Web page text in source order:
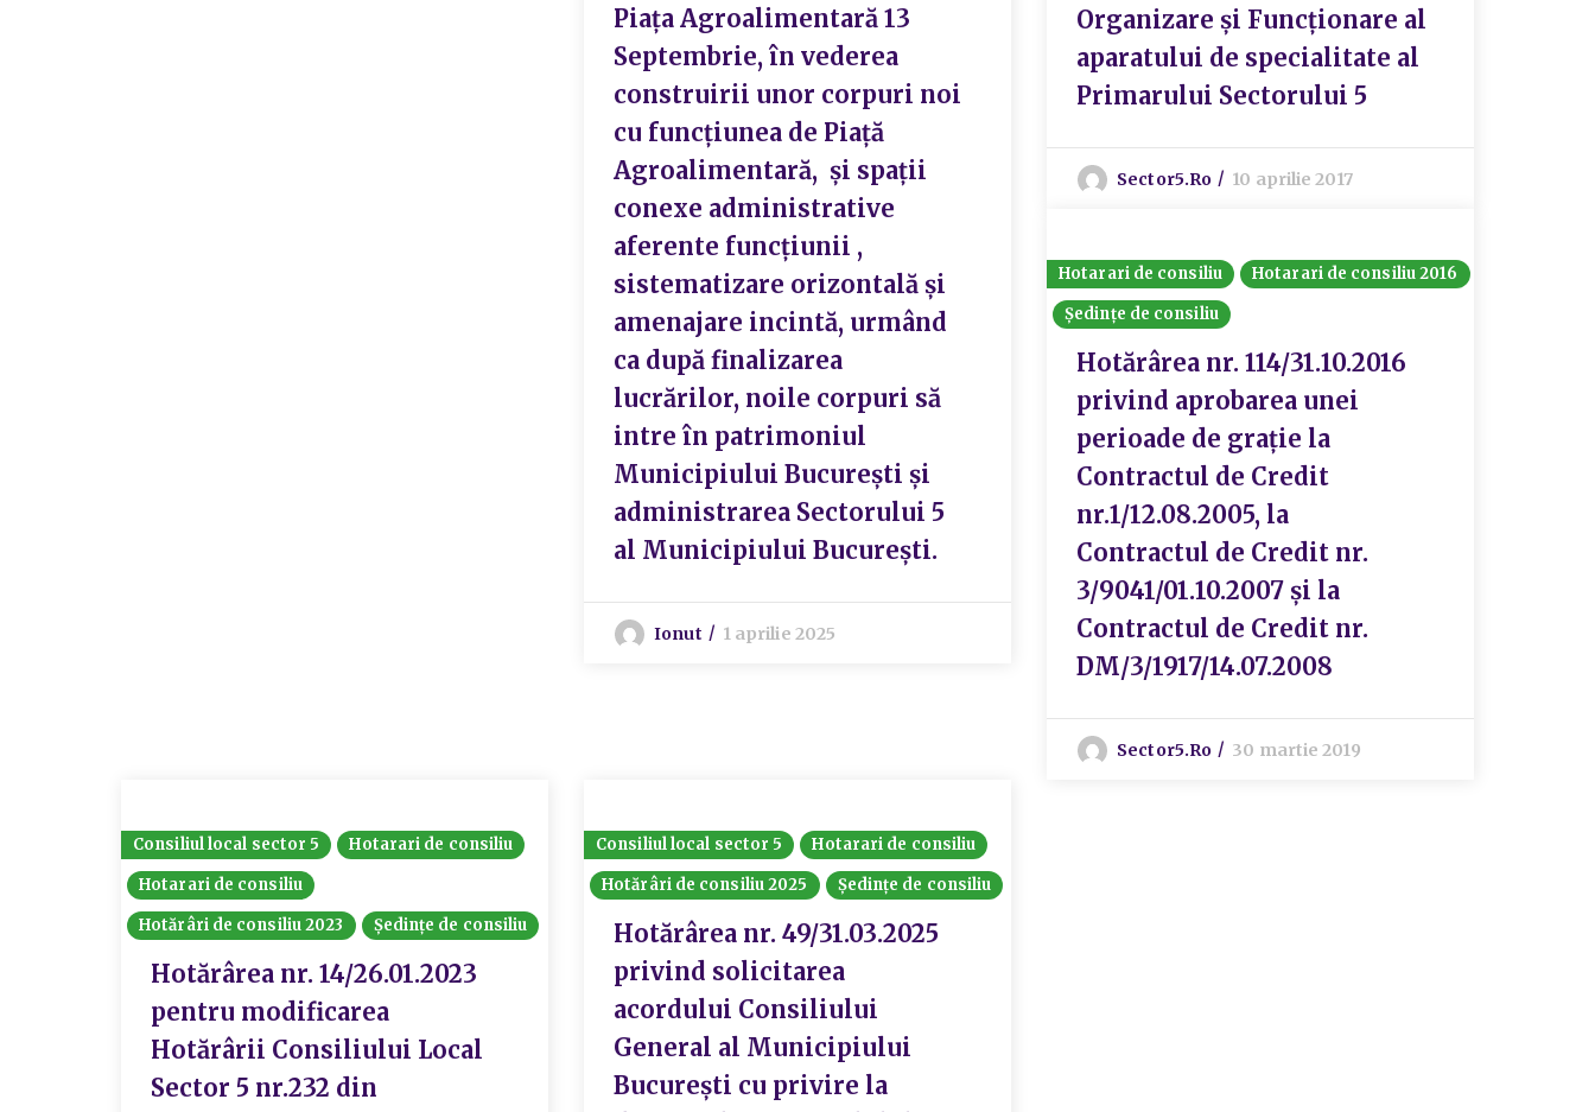
Piața Agroalimentară 13
Septembrie, în vederea
construirii unor corpuri noi
cu funcțiunea de Piață
Agroalimentară, și spații
conexe administrative
aferente funcțiunii ,
sistematizare orizontală și
amenajare incintă, urmând
ca după finalizarea
lucrărilor, noile corpuri să
intre în patrimoniul
Municipiului București și
administrarea Sectorului 5
al Municipiului București.
Ionut 1 aprilie 2025
Organizare și Funcționare al
aparatului de specialitate al
Primarului Sectorului 5
Sector5.ro 10 aprilie 2017
Hotarari de consiliu
Hotarari de consiliu 2016
Ședințe de consiliu
Hotărârea nr. 114/31.10.2016
privind aprobarea unei
perioade de grație la
Contractul de Credit
nr.1/12.08.2005, la
Contractul de Credit nr.
3/9041/01.10.2007 și la
Contractul de Credit nr.
DM/3/1917/14.07.2008
Sector5.ro 30 martie 2019
Consiliul local sector 5
Hotarari de consiliu
Hotarari de consiliu
Hotărâri de consiliu 2023
Ședințe de consiliu
Hotărârea nr. 14/26.01.2023
pentru modificarea
Hotărârii Consiliului Local
Sector 5 nr.232 din
Consiliul local sector 5
Hotarari de consiliu
Hotărâri de consiliu 2025
Ședințe de consiliu
Hotărârea nr. 49/31.03.2025
privind solicitarea
acordului Consiliului
General al Municipiului
București cu privire la